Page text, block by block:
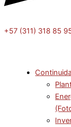
+57 (311) 318 85